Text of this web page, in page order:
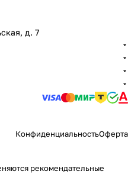
д. 7
КонфиденциальностьОферта
рекомендательные